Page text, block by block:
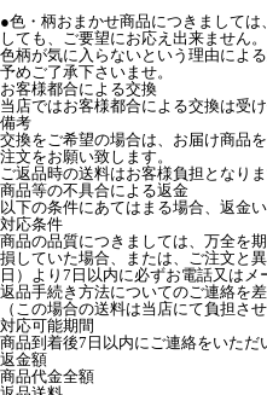
●色・柄おまかせ商品につきまして
しても、ご要望にお応え出来ません。
色柄が気に入らないという理由によ
予めご了承下さいませ。
お客様都合による交換
当店ではお客様都合による交換は受
備考
交換をご希望の場合は、お届け商品
注文をお願い致します。
ご返品時の送料はお客様負担となり
商品等の不具合による返金
以下の条件にあてはまる場合、返金い
対応条件
商品の品質につきましては、万全を
損していた場合、または、ご注文と
日）より7日以内に必ずお電話又はメ
返品手続き方法についてのご連絡を差
（この場合の送料は当店にて負担さ
対応可能期間
商品到着後7日以内にご連絡をいただ
返金額
商品代金全額